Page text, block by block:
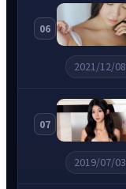
06
2021/12/08
07
2019/07/03